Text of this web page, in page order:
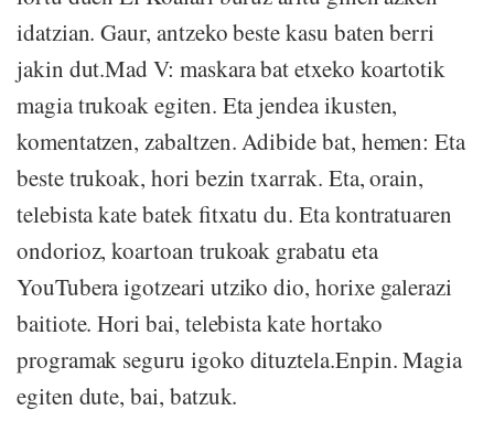
idatzian. Gaur, antzeko beste kasu baten berri
jakin dut.Mad V: maskara bat etxeko koartotik
magia trukoak egiten. Eta jendea ikusten,
komentatzen, zabaltzen. Adibide bat, hemen: Eta
beste trukoak, hori bezin txarrak. Eta, orain,
telebista kate batek fitxatu du. Eta kontratuaren
ondorioz, koartoan trukoak grabatu eta
YouTubera igotzeari utziko dio, horixe galerazi
baitiote. Hori bai, telebista kate hortako
programak seguru igoko dituztela.Enpin. Magia
egiten dute, bai, batzuk.